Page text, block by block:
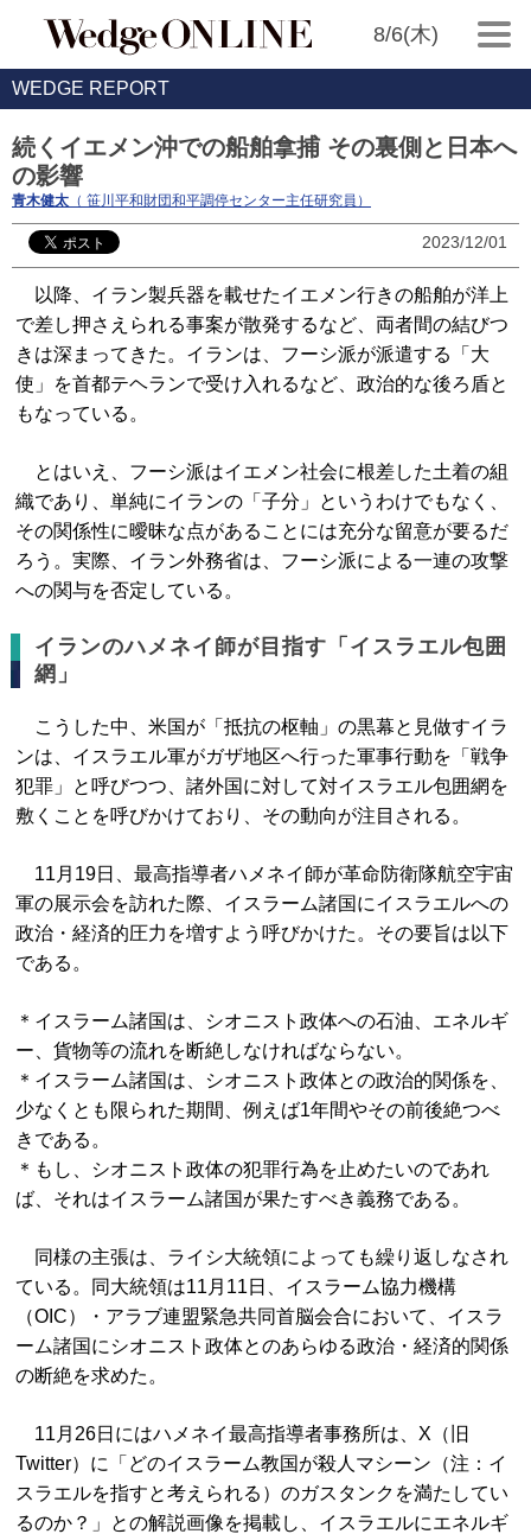
8/6(木)
WEDGE REPORT
続くイエメン沖での船舶拿捕 その裏側と日本へ
の影響
青木健太 （ 笹川平和財団和平調停センター主任研究員）
2023/12/01
以降、イラン製兵器を載せたイエメン行きの船舶が洋上
で差し押さえられる事案が散発するなど、両者間の結びつ
きは深まってきた。イランは、フーシ派が派遣する「大
使」を首都テヘランで受け入れるなど、政治的な後ろ盾と
もなっている。
とはいえ、フーシ派はイエメン社会に根差した土着の組
織であり、単純にイランの「子分」というわけでもなく、
その関係性に曖昧な点があることには充分な留意が要るだ
ろう。実際、イラン外務省は、フーシ派による一連の攻撃
への関与を否定している。
イランのハメネイ師が目指す「イスラエル包囲
網」
こうした中、米国が「抵抗の枢軸」の黒幕と見做すイラ
ンは、イスラエル軍がガザ地区へ行った軍事行動を「戦争
犯罪」と呼びつつ、諸外国に対して対イスラエル包囲網を
敷くことを呼びかけており、その動向が注目される。
11月19日、最高指導者ハメネイ師が革命防衛隊航空宇宙
軍の展示会を訪れた際、イスラーム諸国にイスラエルへの
政治・経済的圧力を増すよう呼びかけた。その要旨は以下
である。
＊イスラーム諸国は、シオニスト政体への石油、エネルギ
ー、貨物等の流れを断絶しなければならない。
＊イスラーム諸国は、シオニスト政体との政治的関係を、
少なくとも限られた期間、例えば1年間やその前後絶つべ
きである。
＊もし、シオニスト政体の犯罪行為を止めたいのであれ
ば、それはイスラーム諸国が果たすべき義務である。
同様の主張は、ライシ大統領によっても繰り返しなされ
ている。同大統領は11月11日、イスラーム協力機構
（OIC）・アラブ連盟緊急共同首脳会合において、イスラ
ーム諸国にシオニスト政体とのあらゆる政治・経済的関係
の断絶を求めた。
11月26日にはハメネイ最高指導者事務所は、X（旧
Twitter）に「どのイスラーム教国が殺人マシーン（注：イ
スラエルを指すと考えられる）のガスタンクを満たしてい
るのか？」との解説画像を掲載し、イスラエルにエネルギ